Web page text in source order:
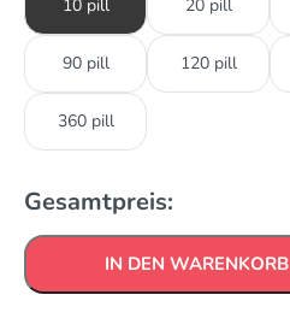
10 pill 20 pill
90 pill 120 pill
360 pill
Gesamtpreis:
IN DEN WARENKORB